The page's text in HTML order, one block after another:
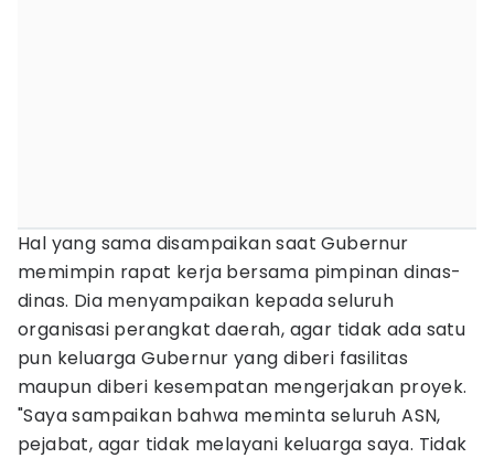
Hal yang sama disampaikan saat Gubernur
memimpin rapat kerja bersama pimpinan dinas-
dinas. Dia menyampaikan kepada seluruh
organisasi perangkat daerah, agar tidak ada satu
pun keluarga Gubernur yang diberi fasilitas
maupun diberi kesempatan mengerjakan proyek.
"Saya sampaikan bahwa meminta seluruh ASN,
pejabat, agar tidak melayani keluarga saya. Tidak